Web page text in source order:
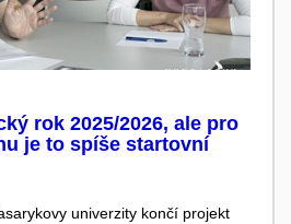
rok 2025/2026, ale pro
je to spíše startovní
univerzity končí projekt